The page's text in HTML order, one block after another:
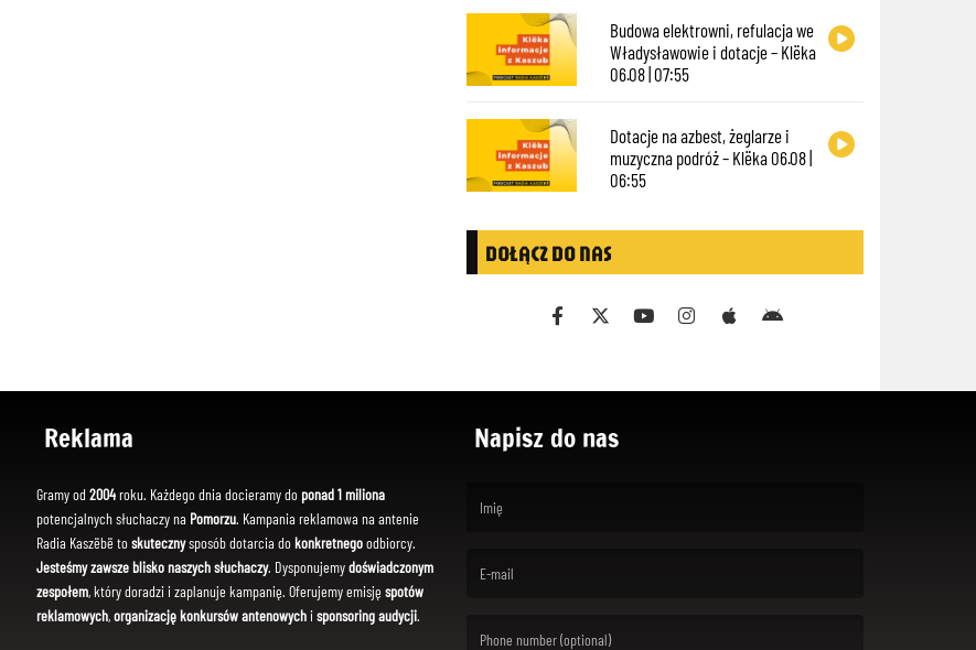
Budowa elektrowni, refulacja we
Władysławowie i dotacje – Klëka
06.08 | 07:55
Dotacje na azbest, żeglarze i
muzyczna podróż – Klëka 06.08 |
06:55
DOŁĄCZ DO NAS
Reklama
Gramy od 2004roku. Każdego dnia docieramy do ponad 1 miliona
potencjalnych słuchaczy na Pomorzu. Kampania reklamowa na antenie
Radia Kaszëbë toskutecznysposób dotarcia dokonkretnegoodbiorcy.
Jesteśmy zawsze blisko naszych słuchaczy. Dysponujemydoświadczonym
zespołem, który doradzi i zaplanuje kampanię. Oferujemy emisję spotów
reklamowych,organizację konkursów antenowychi sponsoring audycji.
Napisz do nas